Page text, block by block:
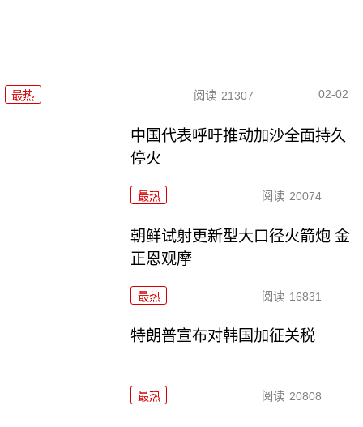
最热 阅读 21307 02-02
中国代表呼吁推动加沙全面持久
停火
最热 阅读 20074
朝鲜试射更新型大口径火箭炮 金
正恩观摩
最热 阅读 16831
特朗普宣布对韩国加征关税
最热 阅读 20808